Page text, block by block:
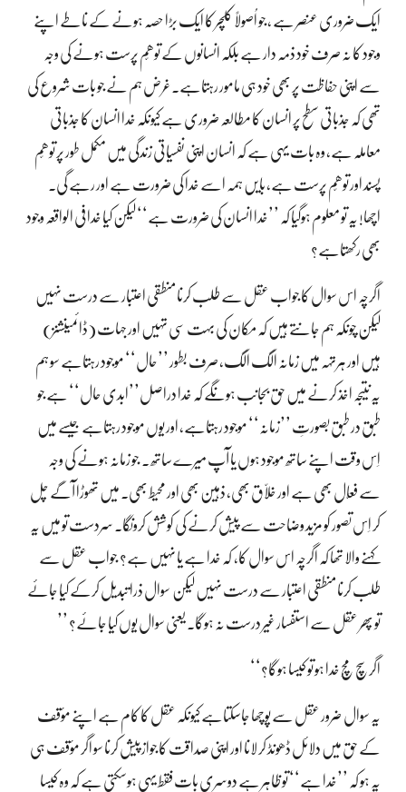
ایک ضروری عنصر ہے ، جو اُصولاً کلچر کا ایک بڑا حصہ ہونے کے ناطے اپنے
وجود کا نہ صرف خود ذمہ دار ہے بلکہ انسانوں کے توھّم پرست ہونے کی وجہ
سے اپنی حفاظت پر بھی خود ہی مامور رہتاہے۔غرض ہم نے جو بات شروع کی
تھی کہ جذباتی سطح پر انسان کا مطالعہ ضروری ہے کیونکہ خدا انسان کا جذباتی
معاملہ ہے، وہ بات یہی ہے کہ انسان اپنی نفسیاتی زندگی میں مکمل طور پر توھّم
پسند اور توھّم پرست ہے، بایں ہمہ اسے خدا کی ضرورت ہے اور رہے گی۔
اچھا! یہ تو معلوم ہوگیا کہ ’’خدا انسان کی ضرورت ہے‘‘ لیکن کیا خدا فی الواقعہ وجود
بھی رکھتاہے؟
اگرچہ اس سوال کا جواب عقل سے طلب کرنا منطقی اعتبار سے درست نہیں
لیکن چونکہ ہم جانتے ہیں کہ مکان کی بہت سی تہیں اور جہات (ڈائمینشنز)
ہیں اور ہرتہہ میں زمانہ الگ الگ، صرف بطور ’’حال‘‘ موجود رہتاہے سو ہم
یہ نتیجہ اخذ کرنے میں حق بجانب ہونگے کہ خدا دراصل’’ابدی حال‘‘ ہے جو
طبق در طبق بصورتِ ’’زمانہ‘‘ موجود رہتاہے، اور یوں موجود رہتاہے جیسے میں
اِس وقت اپنے ساتھ موجود ہوں یا آپ میرے ساتھ ۔ جو زمانہ ہونے کی وجہ
سے فعّال بھی ہے اور خلّاق بھی، ذہین بھی اور محیط بھی۔ میں تھوڑا آگے چل
کر اِس تصور کو مزید وضاحت سے پیش کرنے کی کوشش کرونگا۔ سردست تو میں یہ
کہنے والا تھا کہ اگرچہ اس سوال کا، کہ خدا ہے یا نہیں ہے؟ جواب عقل سے
طلب کرنا منطقی اعتبار سے درست نہیں لیکن سوال ذرا تبدیل کرکے کیا جائے
تو پھر عقل سے استفسار غیر درست نہ ہوگا۔ یعنی سوال یوں کیا جائے؟ ’’
اگر سچ مُچ خدا ہو تو کیسا ہوگا؟‘‘
یہ سوال ضرور عقل سے پوچھا جاسکتاہے کیونکہ عقل کا کام ہے اپنے مؤقف
کے حق میں دلائل ڈھونڈ کر لانا اور اپنی صداقت کا جواز پیش کرنا سو اگر مؤقف ہی
یہ ہو کہ ’’خدا ہے‘‘ تو ظاہر ہے دوسری بات فقط یہی ہوسکتی ہے کہ وہ کیسا